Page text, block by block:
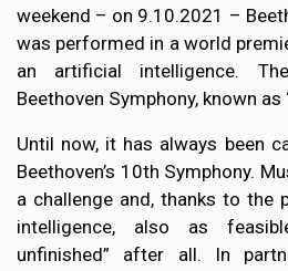
weekend – on 9.10.2021 –
was performed in a world
an artificial intelligence.
Beethoven Symphony, known as
Until now, it has always been
Beethoven’s 10th Symphony.
a challenge and, thanks to the
intelligence, also as
unfinished” after all. In